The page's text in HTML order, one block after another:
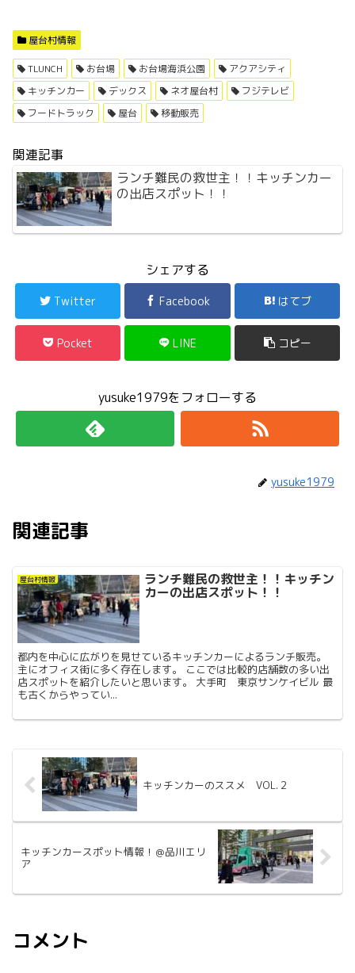
屋台村情報
TLUNCH お台場 お台場海浜公園
アクアシティ
キッチンカー
デックス ネオ屋台村
フジテレビ
フードトラック
屋台 移動販売
関連記事
ランチ難民の救世主！！キッチンカー
の出店スポット！！
シェアする
Twitter Facebook はてブ
Pocket LINE コピー
yusuke1979をフォローする
yusuke1979
関連記事
屋台村情報 ランチ難民の救世主！！キッチン
カーの出店スポット！！
都内を中心に広がりを見せているキッチンカーによるランチ販売。
主にオフィス街に多く存在します。 ここでは比較的店舗数の多い出
店スポットを紹介したいと思います。 大手町 東京サンケイビル 最
も古くからやってい...
キッチンカーのススメ VOL.２
キッチンカースポット情報！＠品川エリ
ア
コメント